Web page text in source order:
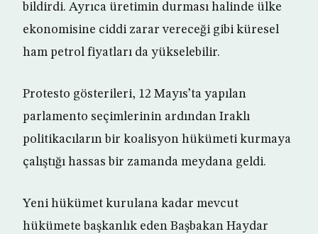
bildirdi. Ayrıca üretimin durması halinde ülke
ekonomisine ciddi zarar vereceği gibi küresel
ham petrol fiyatları da yükselebilir.
Protesto gösterileri, 12 Mayıs’ta yapılan
parlamento seçimlerinin ardından Iraklı
politikacıların bir koalisyon hükümeti kurmaya
çalıştığı hassas bir zamanda meydana geldi.
Yeni hükümet kurulana kadar mevcut
hükümete başkanlık eden Başbakan Haydar